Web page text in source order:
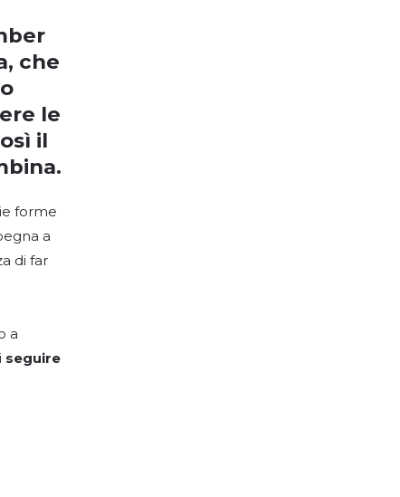
che
le
il
forme
a
di far
a
seguire